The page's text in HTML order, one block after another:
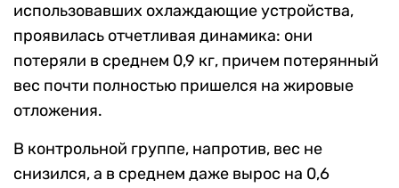
использовавших охлаждающие устройства,
проявилась отчетливая динамика: они
потеряли в среднем 0,9 кг, причем потерянный
вес почти полностью пришелся на жировые
отложения.
В контрольной группе, напротив, вес не
снизился, а в среднем даже вырос на 0,6